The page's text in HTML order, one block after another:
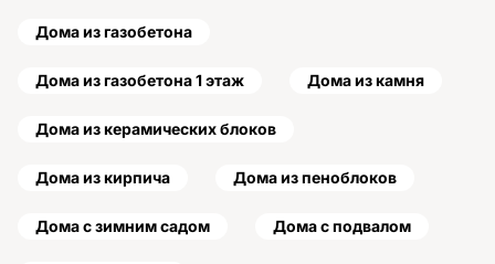
Дома из газобетона
Дома из газобетона 1 этаж Дома из камня
Дома из керамических блоков
Дома из кирпича Дома из пеноблоков
Дома с зимним садом Дома с подвалом